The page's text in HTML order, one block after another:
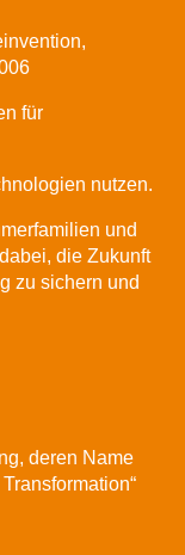
für
nutzen.
und
die Zukunft
zu sichern und
deren Name